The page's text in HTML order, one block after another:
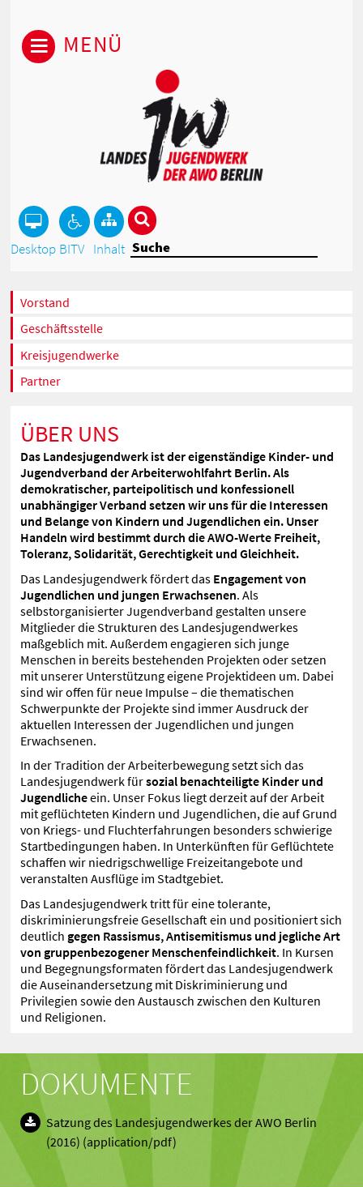
MENÜ
Desktop BITV Inhalt
Vorstand
Geschäftsstelle
Kreisjugendwerke
Partner
ÜBER UNS
Das Landesjugendwerk ist der eigenständige Kinder- und
Jugendverband der Arbeiterwohlfahrt Berlin. Als
demokratischer, parteipolitisch und konfessionell
unabhängiger Verband setzen wir uns für die Interessen
und Belange von Kindern und Jugendlichen ein. Unser
Handeln wird bestimmt durch die AWO-Werte Freiheit,
Toleranz, Solidarität, Gerechtigkeit und Gleichheit.
Das Landesjugendwerk fördert das Engagement von
Jugendlichen und jungen Erwachsenen. Als
selbstorganisierter Jugendverband gestalten unsere
Mitglieder die Strukturen des Landesjugendwerkes
maßgeblich mit. Außerdem engagieren sich junge
Menschen in bereits bestehenden Projekten oder setzen
mit unserer Unterstützung eigene Projektideen um. Dabei
sind wir offen für neue Impulse – die thematischen
Schwerpunkte der Projekte sind immer Ausdruck der
aktuellen Interessen der Jugendlichen und jungen
Erwachsenen.
In der Tradition der Arbeiterbewegung setzt sich das
Landesjugendwerk fürsozial benachteiligte Kinder und
Jugendlicheein. Unser Fokus liegt derzeit auf der Arbeit
mit geflüchteten Kindern und Jugendlichen, die auf Grund
von Kriegs- und Fluchterfahrungen besonders schwierige
Startbedingungen haben. In Unterkünften für Geflüchtete
schaffen wir niedrigschwellige Freizeitangebote und
veranstalten Ausflüge im Stadtgebiet.
Das Landesjugendwerk tritt für eine tolerante,
diskriminierungsfreie Gesellschaft ein und positioniert sich
deutlich gegen Rassismus, Antisemitismus und jegliche Art
von gruppenbezogener Menschenfeindlichkeit. In Kursen
und Begegnungsformaten fördert das Landesjugendwerk
die Auseinandersetzung mit Diskriminierung und
Privilegien sowie den Austausch zwischen den Kulturen
und Religionen.
DOKUMENTE
Satzung des Landesjugendwerkes der AWO Berlin
(2016) (application/pdf)